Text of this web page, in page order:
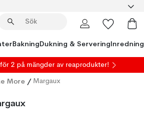
BakningDukning & ServeringInredning
för 2 på mängder av reaprodukter!
More / Margaux